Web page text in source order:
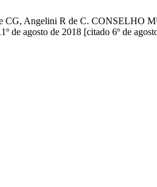
CG, Angelini R de C.
de agosto de 2018 [citado 6º de